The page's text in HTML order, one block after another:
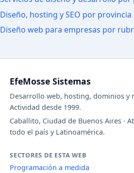
Diseño, hosting y SEO por provincia
Diseño web para empresas por
EfeMosse Sistemas
Desarrollo web, hosting, dominios y
Actividad desde 1999.
Caballito, Ciudad de Buenos Aires ·
todo el país y Latinoamérica.
SECTORES DE ESTA WEB
Programación a medida